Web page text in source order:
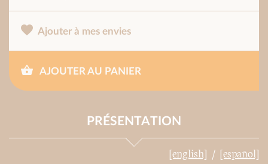
Ajouter à mes envies
AJOUTER AU PANIER
PRÉSENTATION
[english] [español]